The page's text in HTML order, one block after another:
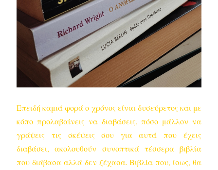
Επειδή καμιά φορά ο χρόνος είναι δυσεύρετος και με
κόπο προλαβαίνεις να διαβάσεις, πόσο μάλλον να
γράψεις τις σκέψεις σου για αυτά που έχεις
διαβάσει, ακολουθούν συνοπτικά τέσσερα βιβλία
που διάβασα αλλά δεν ξέχασα. Βιβλία που, ίσως, θα